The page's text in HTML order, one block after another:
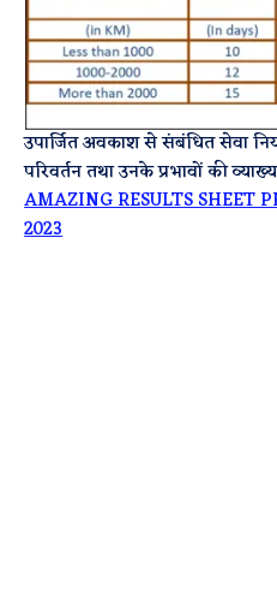
उपार्जित अवकाश से संबंधित सेवा
परिवर्तन तथा उनके प्रभावों की
AMAZING RESULTS SHEET
2023